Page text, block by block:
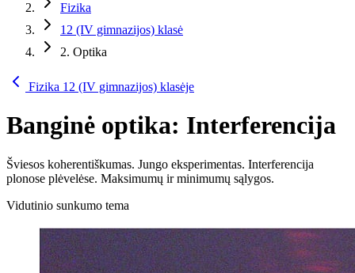
Fizika
12 (IV gimnazijos) klasė
2. Optika
Fizika 12 (IV gimnazijos) klasėje
Banginė optika: Interferencija
Šviesos koherentiškumas. Jungo eksperimentas. Interferencija
plonose plėvelėse. Maksimumų ir minimumų sąlygos.
Vidutinio sunkumo tema